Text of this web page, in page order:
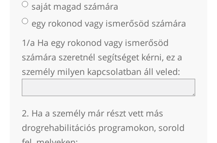
orosz
svéd
kínai
arab
horvát
saját magad számára
egy rokonod vagy ismerősöd számára
1/a Ha egy rokonod vagy ismerősöd
számára szeretnél segítséget kérni, ez a
személy milyen kapcsolatban áll veled:
2. Ha a személy már részt vett más
drogrehabilitációs programokon, sorold